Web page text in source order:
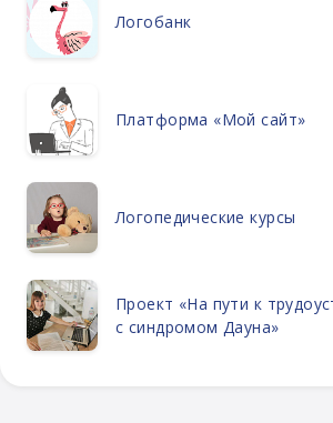
Логобанк
Платформа «Мой сайт»
Логопедические курсы
Проект «На пути к
с синдромом Дауна»